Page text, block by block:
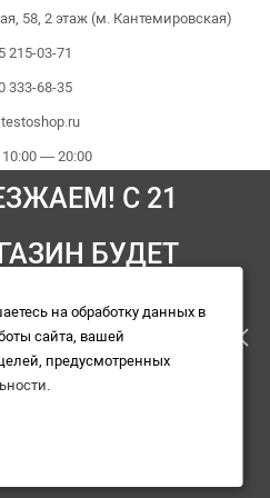
С 21
БУДЕТ
ПО НОВОМУ
О ПЕРЕЕЗДЕ
58, 2 этаж (м. Кантемировская)
215-03-71
333-68-35
10:00 — 20:00
10:00 — 18:00
платежи:
© 2010 - 2026
на обработку данных в
сайта, вашей
предусмотренных
.